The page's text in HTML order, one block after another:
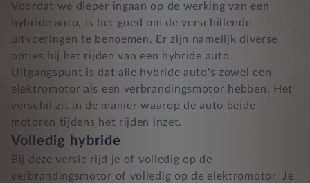
Voordat we dieper ingaan op de werking van een
hybride auto, is het goed om de verschillende
uitvoeringen te benoemen. Er zijn namelijk diverse
opties bij het rijden van een hybride auto.
Uitgangspunt is dat alle hybride auto's zowel een
elektromotor als een verbrandingsmotor hebben. Het
verschil zit in de manier waarop de auto beide
motoren tijdens het rijden inzet.
Volledig hybride
Bij deze versie rijd je of volledig op de
verbrandingsmotor of volledig op de elektromotor. Je